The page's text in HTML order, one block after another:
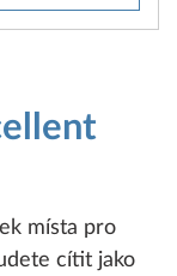
místa pro
cítit jako